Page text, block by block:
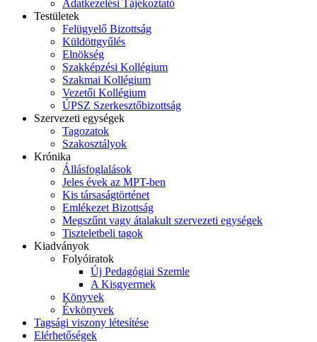
Adatkezelési Tájékoztató
Testületek
Felügyelő Bizottság
Küldöttgyűlés
Elnökség
Szakképzési Kollégium
Szakmai Kollégium
Vezetői Kollégium
ÚPSZ Szerkesztőbizottság
Szervezeti egységek
Tagozatok
Szakosztályok
Krónika
Állásfoglalások
Jeles évek az MPT-ben
Kis társaságtörténet
Emlékezet Bizottság
Megszűnt vagy átalakult szervezeti egységek
Tiszteletbeli tagok
Kiadványok
Folyóiratok
Új Pedagógiai Szemle
A Kisgyermek
Könyvek
Évkönyvek
Tagsági viszony létesítése
Elérhetőségek